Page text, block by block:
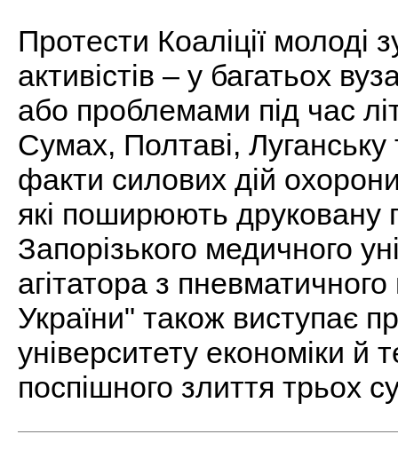
Протести Коаліції молоді
активістів – у багатьох
або проблемами під час
Сумах, Полтаві, Луганську
факти силових дій охорони
які поширюють друковану
Запорізького медичного
агітатора з
України" також виступає
університету економіки й
поспішного злиття трьох